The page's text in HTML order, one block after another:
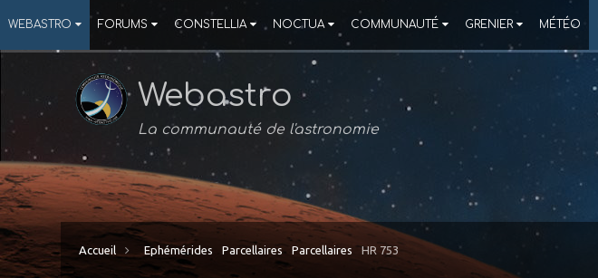
WEBASTRO FORUMS CONSTELLIA NOCTUA COMMUNAUTÉ GRENIER MÉTÉO
Webastro
La communauté de l'astronomie
Accueil Ephémérides Parcellaires Parcellaires HR 753